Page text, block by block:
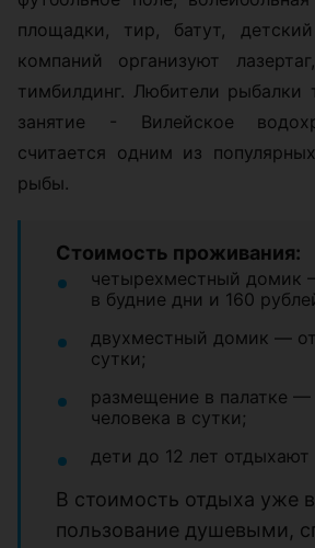
площадки, тир, батут,
компаний организуют
тимбилдинг. Любители рыбалки
занятие - Вилейское
считается одним из
рыбы.
Стоимость проживания:
четырехместный домик
в будние дни и 160
двухместный домик —
сутки;
размещение в палатке —
человека в сутки;
дети до 12 лет отдыхают
В стоимость отдыха уже
пользование душевыми,